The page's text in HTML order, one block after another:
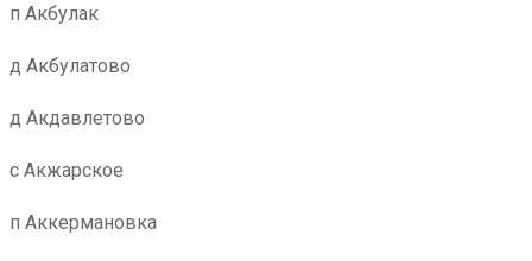
п Акбулак
д Акбулатово
д Акдавлетово
с Акжарское
п Аккермановка